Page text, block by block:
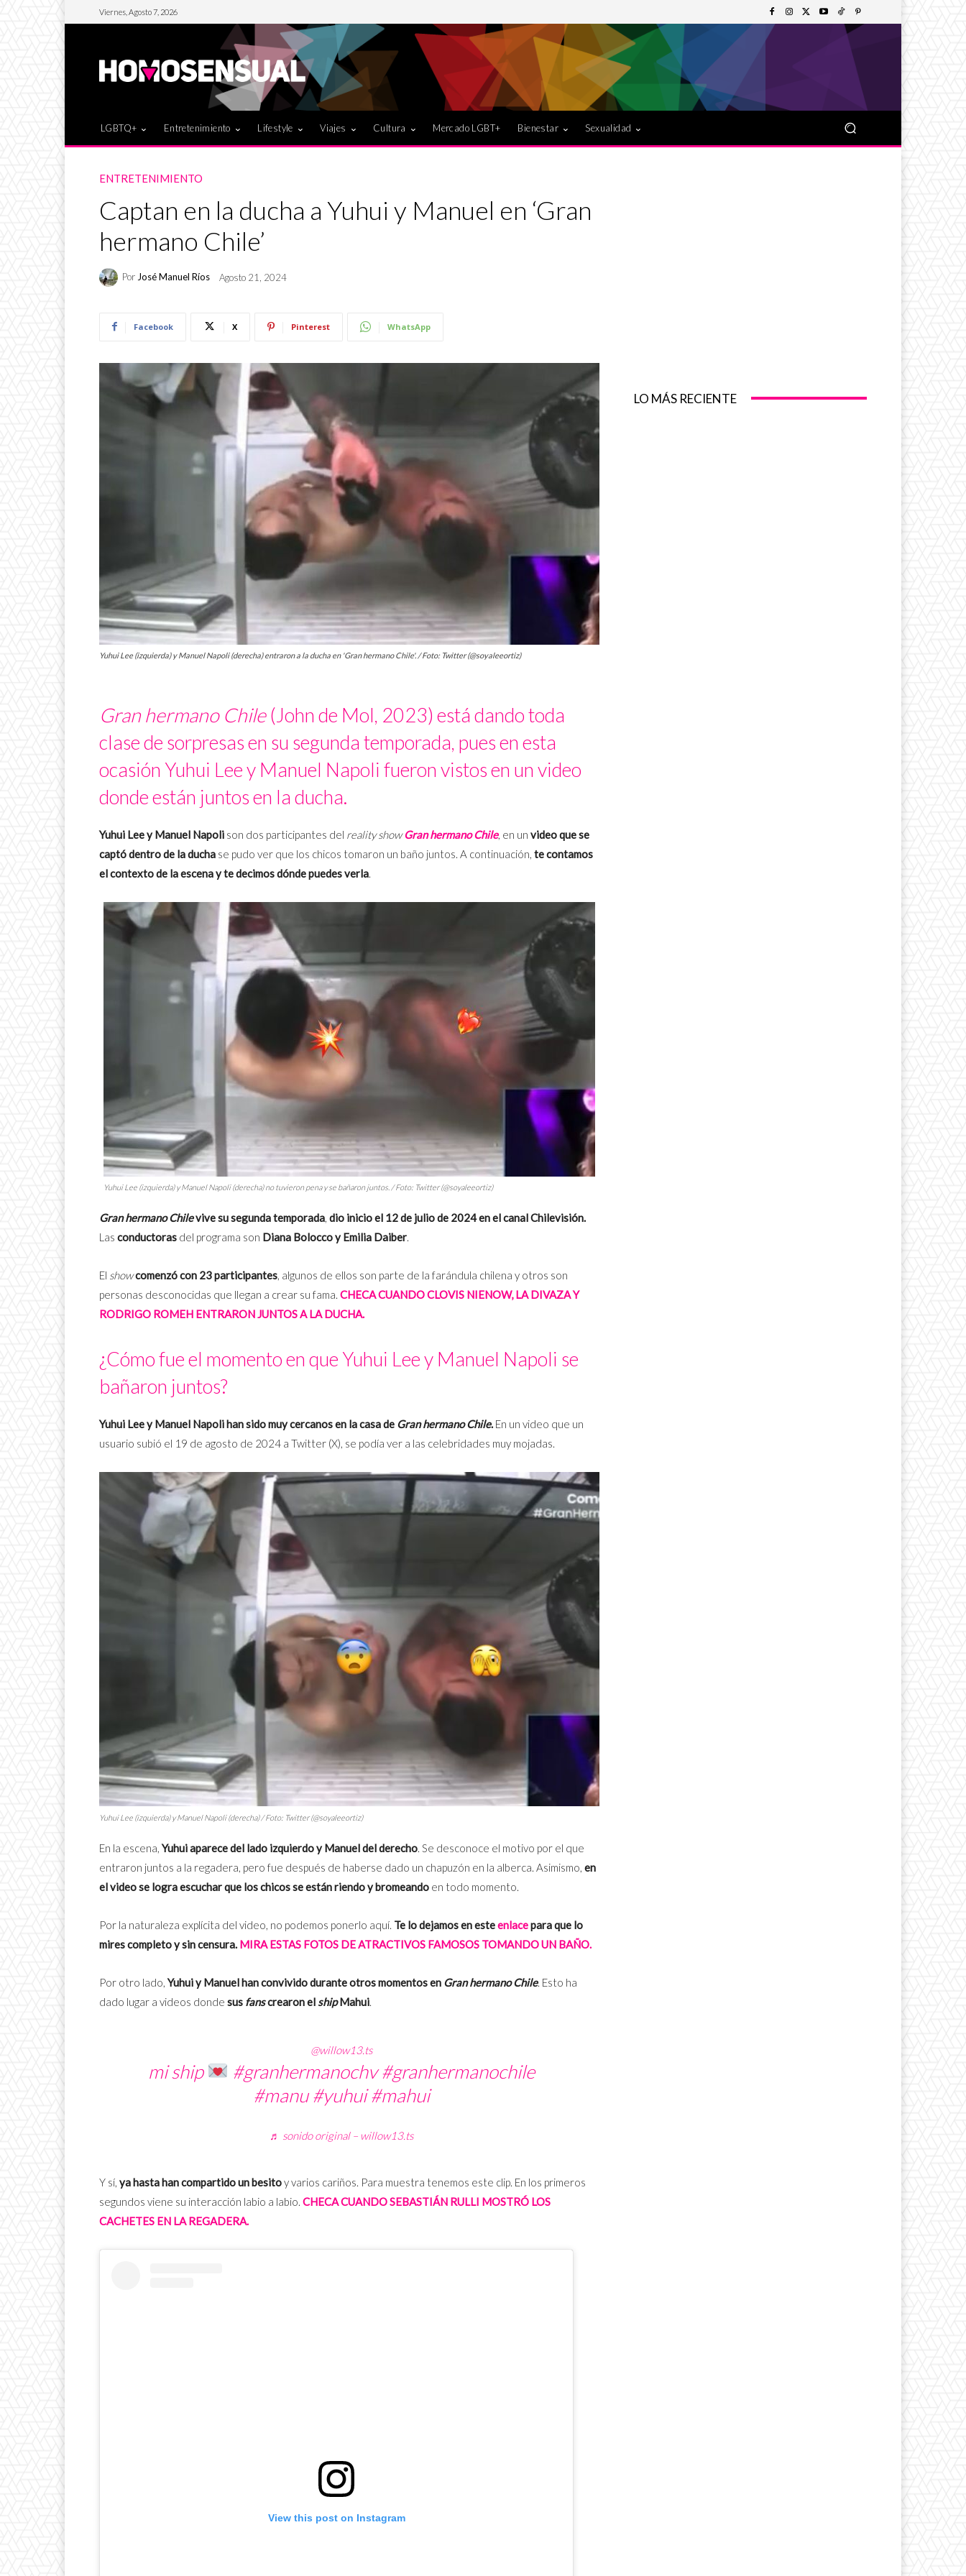
Viernes, Agosto 7, 2026
LGBTQ+ Entretenimiento Lifestyle Viajes Cultura Mercado LGBT+ Bienestar Sexualidad
ENTRETENIMIENTO
Captan en la ducha a Yuhui y Manuel en ‘Gran
hermano Chile’
PorJosé Manuel Ríos Agosto 21, 2024
Facebook X Pinterest WhatsApp
Yuhui Lee (izquierda) y Manuel Napoli (derecha) entraron a la ducha en 'Gran hermano Chile'. / Foto: Twitter (@soyaleeortiz)
Gran hermano Chile(John de Mol, 2023) está dando toda
clase de sorpresas en su segunda temporada, pues en esta
ocasión Yuhui Lee y Manuel Napoli fueron vistos en un video
donde están juntos en la ducha.
Yuhui Lee y Manuel Napoli son dos participantes del reality showGran hermanoChile, en un video que se
captó dentro de la ducha se pudo ver que los chicos tomaron un baño juntos. A continuación, te contamos
el contexto de la escena y te decimos dónde puedes verla.
Yuhui Lee (izquierda) y Manuel Napoli (derecha) no tuvieron pena y se bañaron juntos. / Foto: Twitter (@soyaleeortiz)
Gran hermano Chilevive su segunda temporada, dio inicio el 12 de julio de 2024 en el canal Chilevisión.
Las conductoras del programa son Diana Bolocco y Emilia Daiber.
El showcomenzó con 23 participantes, algunos de ellos son parte de la farándula chilena y otros son
personas desconocidas que llegan a crear su fama. CHECA CUANDO CLOVIS NIENOW, LA DIVAZA Y
RODRIGO ROMEH ENTRARON JUNTOS A LA DUCHA.
¿Cómo fue el momento en que Yuhui Lee y Manuel Napoli se
bañaron juntos?
Yuhui Lee y Manuel Napoli han sido muy cercanos en la casa de Gran hermano Chile. En un video que un
usuario subió el 19 de agosto de 2024 a Twitter (X), se podía ver a las celebridades muy mojadas.
Yuhui Lee (izquierda) y Manuel Napoli (derecha) / Foto: Twitter (@soyaleeortiz)
En la escena,Yuhui aparece del lado izquierdo y Manuel del derecho. Se desconoce el motivo por el que
entraron juntos a la regadera, pero fue después de haberse dado un chapuzón en la alberca. Asimismo, en
el video se logra escuchar que los chicos se están riendo y bromeando en todo momento.
Por la naturaleza explícita del video, no podemos ponerlo aquí. Te lo dejamos en esteenlacepara que lo
mires completo y sin censura. MIRA ESTAS FOTOS DE ATRACTIVOS FAMOSOS TOMANDO UN BAÑO.
Por otro lado,Yuhui y Manuel han convivido durante otros momentos en Gran hermano Chile. Esto ha
dado lugar a videos donde sus fanscrearon elshipMahui.
@willow13.ts
mi ship #granhermanochv #granhermanochile
#manu #yuhui #mahui
♬ sonido original – willow13.ts
Y sí, ya hasta han compartido un besitoy varios cariños. Para muestra tenemos este clip. En los primeros
segundos viene su interacción labio a labio. CHECA CUANDO SEBASTIÁN RULLI MOSTRÓ LOS
CACHETES EN LA REGADERA.
View this post on Instagram
LO MÁS RECIENTE